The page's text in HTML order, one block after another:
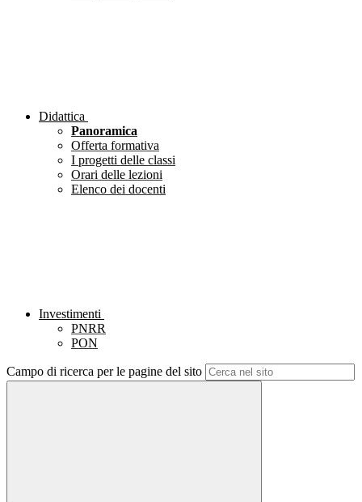
Didattica
Panoramica
Offerta formativa
I progetti delle classi
Orari delle lezioni
Elenco dei docenti
Investimenti
PNRR
PON
Campo di ricerca per le pagine del sito